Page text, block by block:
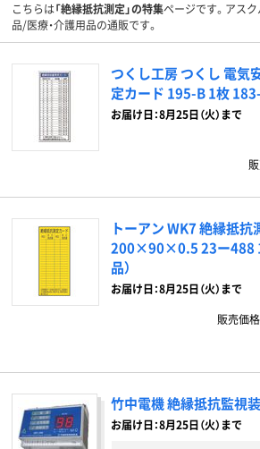
こちらは「絶縁抵抗測定」の特集ページです。アス
品/医療・介護用品の通販です。
つくし工房 つくし 電気
定カード 195-B 1枚 183-
お届け日：8月25日（火）まで
トーアン WK7 絶縁抵抗
200×90×0.5 23ー488
品）
お届け日：8月25日（火）まで
販売価
竹中電機 絶縁抵抗監視
お届け日：8月25日（火）まで